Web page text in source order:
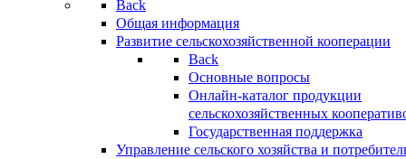
Back
Общая информация
Развитие сельскохозяйственной кооперации
Back
Основные вопросы
Онлайн-каталог продукции
сельскохозяйственных
Государственная поддержка
Управление сельского хозяйства и